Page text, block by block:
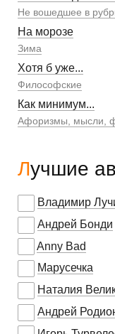
Не вошедшее в
На морозе
Зима
Хотя б уже...
Философские
Как минимум...
Афоризмы, мысли,
Лучшие
Владимир
Андрей Бонди
Anny Bad
Марусечка
Наталия
Андрей